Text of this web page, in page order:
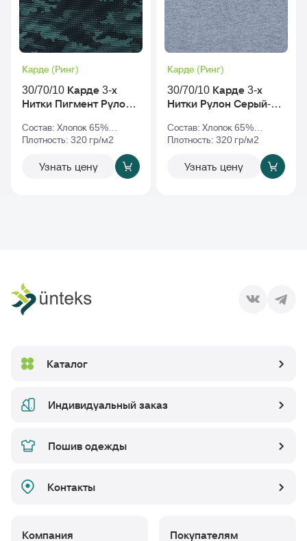
Карде (Ринг)
30/70/10 Карде 3-х
Нитки Пигмент Рулон
v2
Состав: Хлопок 65%
Полиэстер 35%
Плотность: 320 гр/м2
Узнать цену
Карде (Ринг)
30/70/10 Карде 3-х
Нитки Рулон Серый-
Состав: Хлопок 65%
Полиэстер 35%
Плотность: 320 гр/м2
Узнать цену
Каталог
Индивидуальный заказ
Пошив одежды
Контакты
Компания Покупателям